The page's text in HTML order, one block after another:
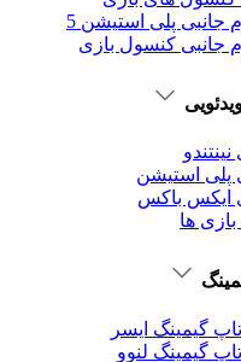
جانبی پلی استیشن 5
جانبی کنسول بازی
نینتندو
پلی استیشن
ایکس باکس
ها
گیمینگ ایسر
گیمینگ لنوو